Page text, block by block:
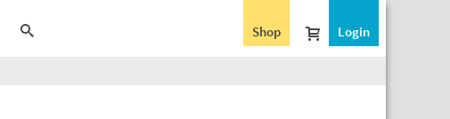
Login
Shop